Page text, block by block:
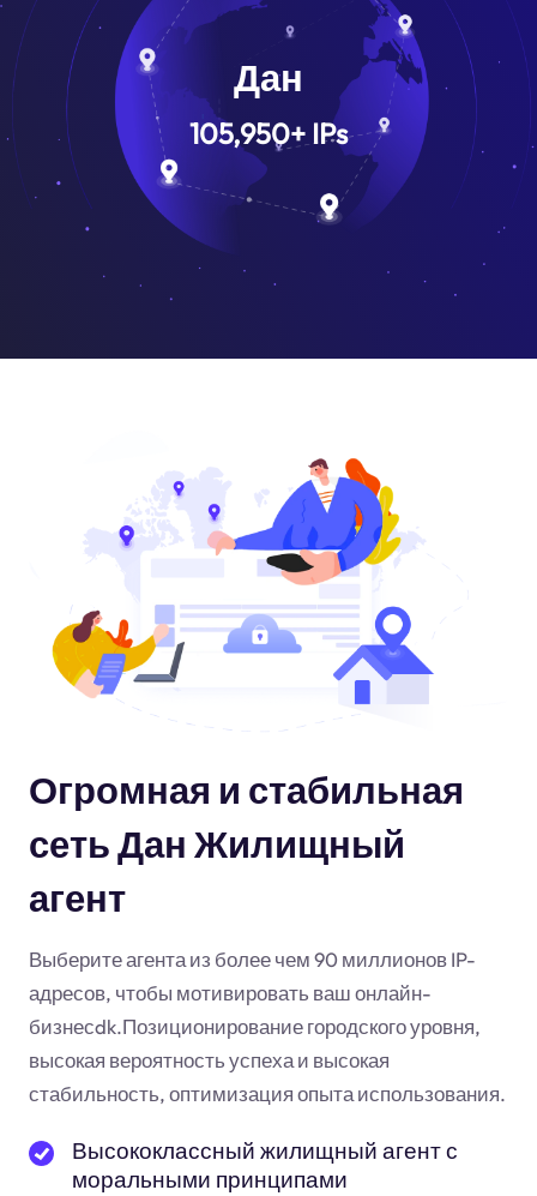
Дан
105,950+ IPs
Огромная и стабильная
сеть Дан Жилищный
агент
Выберите агента из более чем 90 миллионов IP-
адресов, чтобы мотивировать ваш онлайн-
бизнесdk.Позиционирование городского уровня,
высокая вероятность успеха и высокая
стабильность, оптимизация опыта использования.
Высококлассный жилищный агент с
моральными принципами